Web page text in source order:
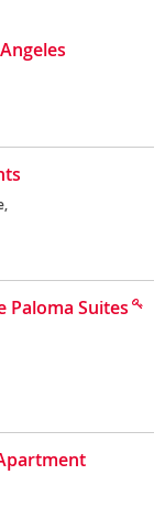
Paloma Suites